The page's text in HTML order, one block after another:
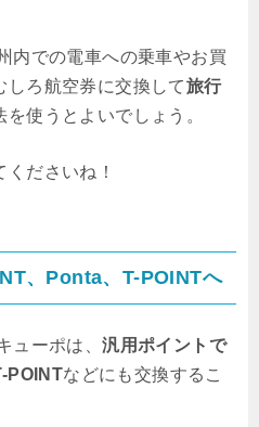
内での電車への乗車やお買
しろ航空券に交換して旅行
を使うとよいでしょう。
ださいね！
、Ponta、T-POINTへ
ューポは、汎用ポイントで
POINTなどにも交換するこ